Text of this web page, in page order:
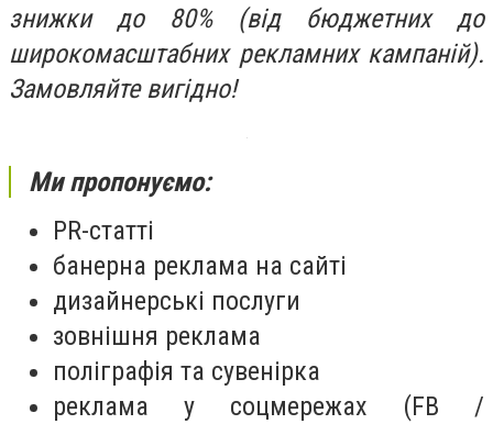
знижки до 80% (від бюджетних до
широкомасштабних рекламних кампаній).
Замовляйте вигідно!
Ми пропонуємо:
PR-статті
банерна реклама на сайті
дизайнерські послуги
зовнішня реклама
поліграфія та сувенірка
реклама у соцмережах (FB /